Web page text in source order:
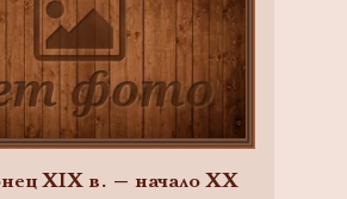
XIX в. — начало XX